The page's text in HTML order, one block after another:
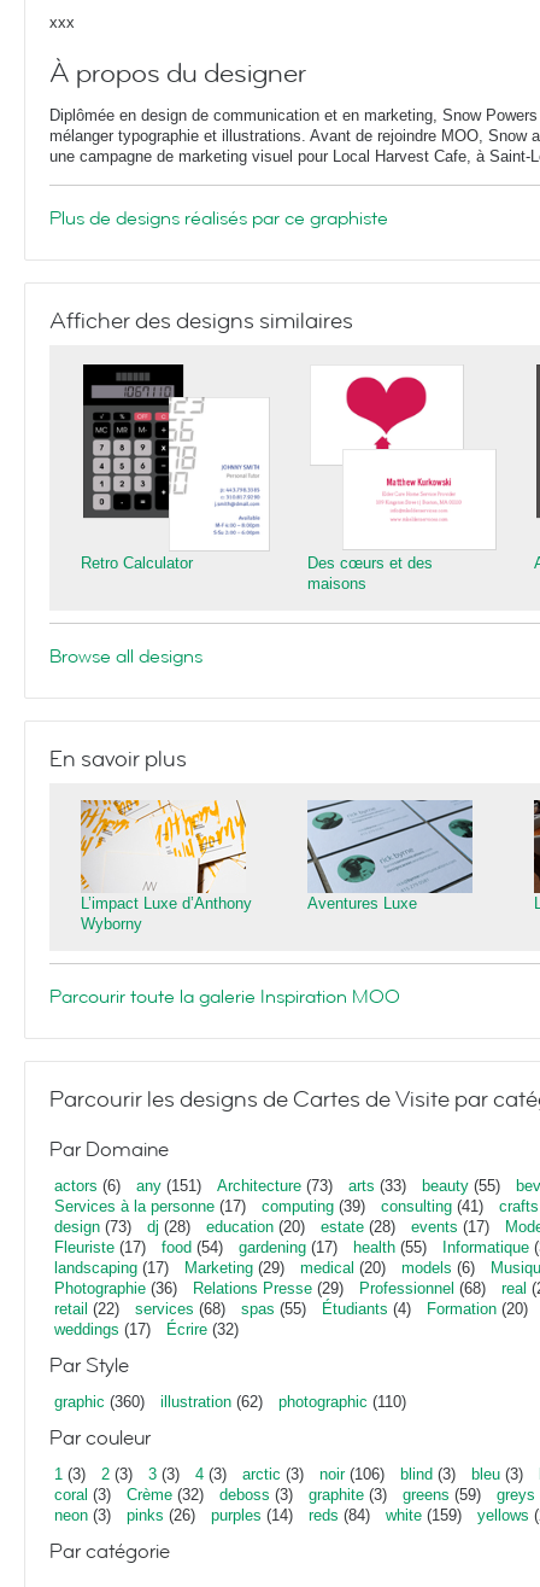
xxx
À propos du designer
Diplômée en design de communication et en marketing, Snow
mélanger typographie et illustrations. Avant de rejoindre MOO, Snow
une campagne de marketing visuel pour Local Harvest Cafe, à Saint-
Plus de designs réalisés par ce graphiste
Afficher des designs similaires
Retro Calculator
Des cœurs et des
maisons
Browse all designs
En savoir plus
L’impact Luxe d’Anthony
Wyborny
Aventures Luxe
Parcourir toute la galerie Inspiration MOO
Parcourir les designs de Cartes de Visite par
Par Domaine
actors (6) any (151) Architecture (73) arts (33) beauty (55)
Services à la personne (17) computing (39) consulting (41) crafts
design (73) dj (28) education (20) estate (28) events (17)
Fleuriste (17) food (54) gardening (17) health (55) Informatique
landscaping (17) Marketing (29) medical (20) models (6)
Photographie (36) Relations Presse (29) Professionnel (68) real
retail (22) services (68) spas (55) Étudiants (4) Formation (20)
weddings (17) Écrire (32)
Par Style
graphic (360) illustration (62) photographic (110)
Par couleur
1 (3) 2 (3) 3 (3) 4 (3) arctic (3) noir(106) blind (3) bleu (3)
coral (3) Crème (32) deboss (3) graphite (3) greens (59) greys
neon (3) pinks (26) purples (14) reds (84) white (159) yellows
Par catégorie